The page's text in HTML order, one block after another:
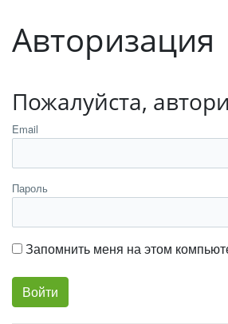
Авторизация
Пожалуйста,
Email
Пароль
Запомнить меня на этом